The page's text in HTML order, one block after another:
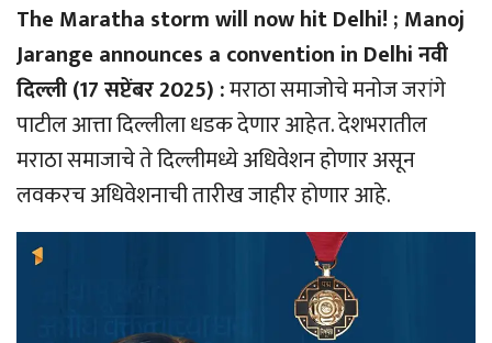
The Maratha storm will now hit Delhi! ; Manoj
Jarange announces a convention in Delhi नवी
दिल्ली (17 सप्टेंबर 2025) :मराठा समाजोचे मनोज जरांगे
पाटील आत्ता दिल्लीला धडक देणार आहेत. देशभरातील
मराठा समाजाचे ते दिल्लीमध्ये अधिवेशन होणार असून
लवकरच अधिवेशनाची तारीख जाहीर होणार आहे.